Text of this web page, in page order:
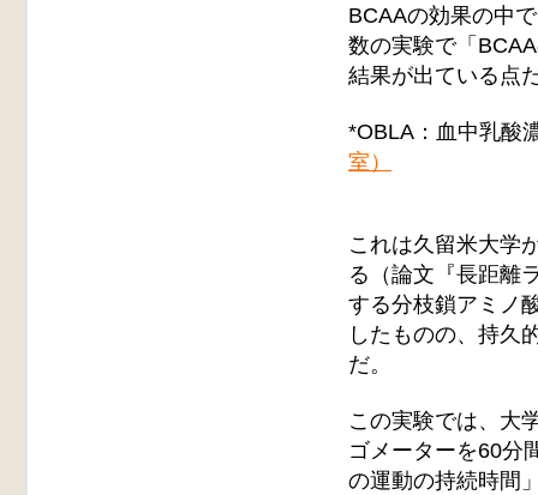
BCAAの効果の中
数の実験で「
結果が出ている点
*OBLA：血中乳酸
室）
これは久留米大学
る（論文『長距離
する分枝鎖アミノ
したものの、持久
だ。
この実験では、大
ゴメーターを60分
の運動の持続時間